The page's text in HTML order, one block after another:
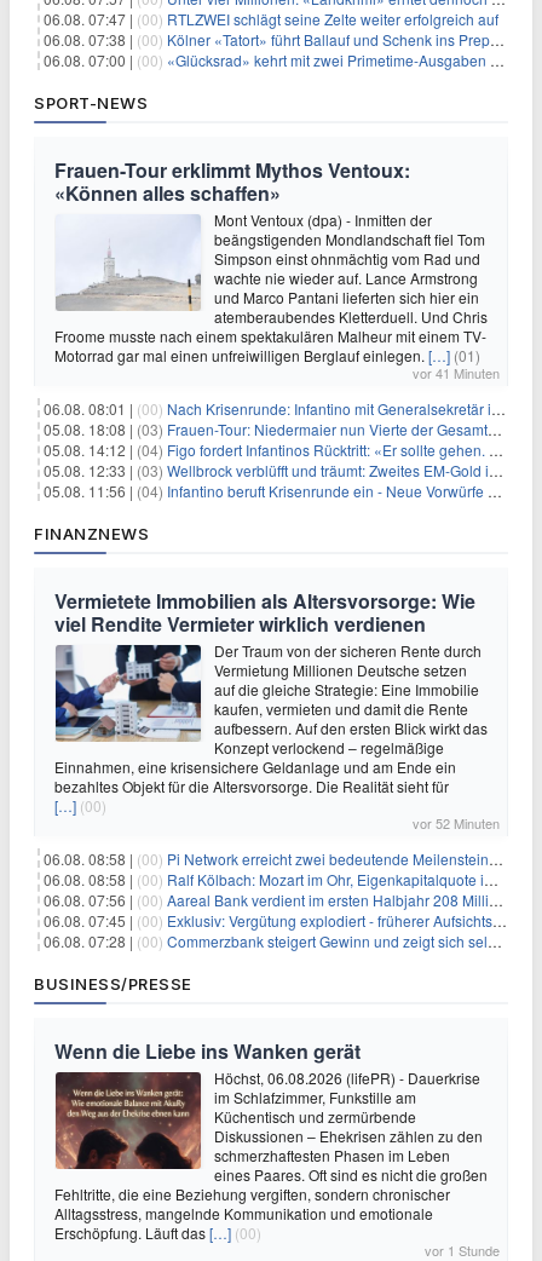
06.08. 07:47 | (00) RTLZWEI schlägt seine Zelte weiter erfolgreich auf
06.08. 07:38 | (00) Kölner «Tatort» führt Ballauf und Schenk ins Prepper-Milieu
06.08. 07:00 | (00) «Glücksrad» kehrt mit zwei Primetime-Ausgaben zurück
SPORT-NEWS
Frauen-Tour erklimmt Mythos Ventoux:
«Können alles schaffen»
Mont Ventoux (dpa) - Inmitten der
beängstigenden Mondlandschaft fiel Tom
Simpson einst ohnmächtig vom Rad und
wachte nie wieder auf. Lance Armstrong
und Marco Pantani lieferten sich hier ein
atemberaubendes Kletterduell. Und Chris
Froome musste nach einem spektakulären Malheur mit einem TV-
Motorrad gar mal einen unfreiwilligen Berglauf einlegen. […] (01)
vor 41 Minuten
06.08. 08:01 | (00) Nach Krisenrunde: Infantino mit Generalsekretär im Stadion
05.08. 18:08 | (03) Frauen-Tour: Niedermaier nun Vierte der Gesamtwertung
05.08. 14:12 | (04) Figo fordert Infantinos Rücktritt: «Er sollte gehen. Jetzt»
05.08. 12:33 | (03) Wellbrock verblüfft und träumt: Zweites EM-Gold in Paris
05.08. 11:56 | (04) Infantino beruft Krisenrunde ein - Neue Vorwürfe gegen FIFA
FINANZNEWS
Vermietete Immobilien als Altersvorsorge: Wie
viel Rendite Vermieter wirklich verdienen
Der Traum von der sicheren Rente durch
Vermietung Millionen Deutsche setzen
auf die gleiche Strategie: Eine Immobilie
kaufen, vermieten und damit die Rente
aufbessern. Auf den ersten Blick wirkt das
Konzept verlockend – regelmäßige
Einnahmen, eine krisensichere Geldanlage und am Ende ein
bezahltes Objekt für die Altersvorsorge. Die Realität sieht für
[…] (00)
vor 52 Minuten
06.08. 08:58 | (00) Pi Network erreicht zwei bedeutende Meilensteine in einer Rallye
06.08. 08:58 | (00) Ralf Kölbach: Mozart im Ohr, Eigenkapitalquote im Blick - wie dieser Denker die Westerwald Bank führt
06.08. 07:56 | (00) Aareal Bank verdient im ersten Halbjahr 208 Millionen Euro
06.08. 07:45 | (00) Exklusiv: Vergütung explodiert - früherer Aufsichtsratschef gibt aus Protest Ehrentitel ab
06.08. 07:28 | (00) Commerzbank steigert Gewinn und zeigt sich selbstbewusst gegenüber Unicredit
BUSINESS/PRESSE
Wenn die Liebe ins Wanken gerät
Höchst, 06.08.2026 (lifePR) - Dauerkrise
im Schlafzimmer, Funkstille am
Küchentisch und zermürbende
Diskussionen – Ehekrisen zählen zu den
schmerzhaftesten Phasen im Leben
eines Paares. Oft sind es nicht die großen
Fehltritte, die eine Beziehung vergiften, sondern chronischer
Alltagsstress, mangelnde Kommunikation und emotionale
Erschöpfung. Läuft das[…] (00)
vor 1 Stunde